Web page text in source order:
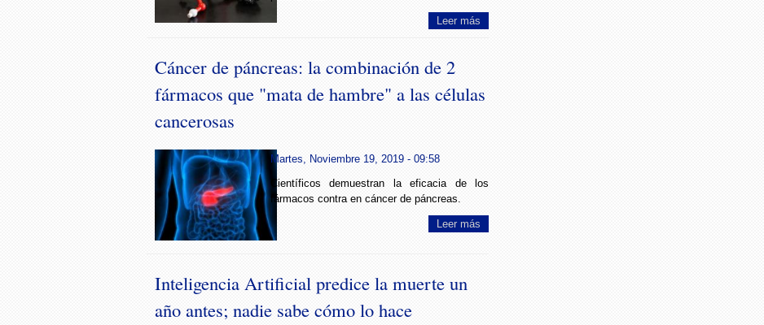
Leer más
Cáncer de páncreas: la combinación de 2
fármacos que "mata de hambre" a las células
cancerosas
Martes, Noviembre 19, 2019 - 09:58
Científicos demuestran la eficacia de los
fármacos contra en cáncer de páncreas.
Leer más
Inteligencia Artificial predice la muerte un
año antes; nadie sabe cómo lo hace